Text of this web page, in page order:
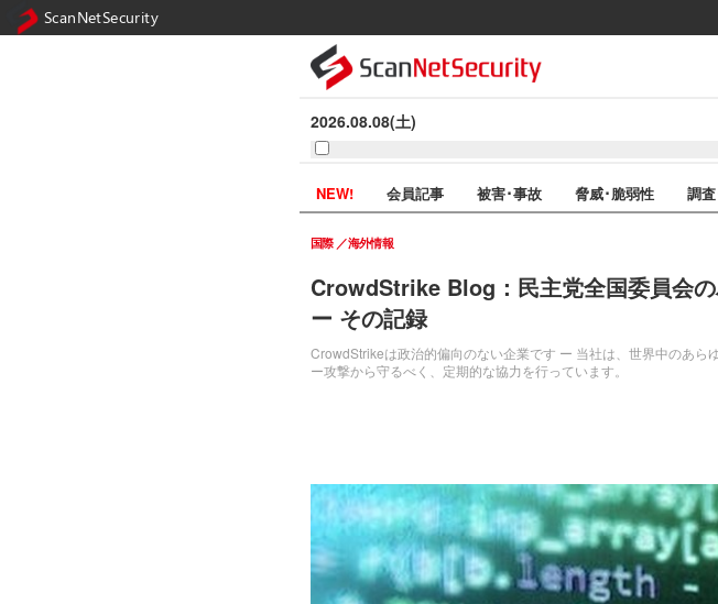
2026.08.08(土)
NEW! 会員記事 被害･事故 脅威･脆弱性 調
CrowdStrike Blog：民主党全国委員会
ー その記録
CrowdStrikeは政治的偏向のない企業です ー 当社は、世界中のあ
ー攻撃から守るべく、定期的な協力を行っています。
国際 海外情報
ScanNetSecurity